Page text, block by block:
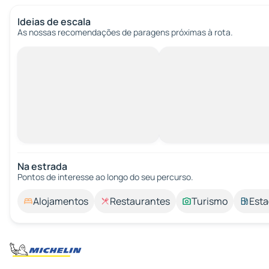
Ideias de escala
As nossas recomendações de paragens próximas à rota.
Na estrada
Pontos de interesse ao longo do seu percurso.
Alojamentos Restaurantes Turismo